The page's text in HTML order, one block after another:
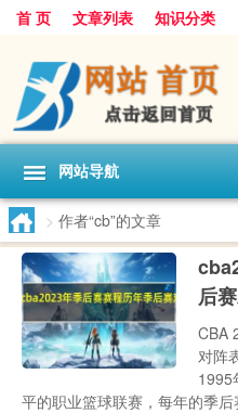
首 页 文章列表 知识分类
网站导航
> 作者“cb”的文章
后
CBA
对阵
1995
平的职业篮球联赛，每年的季